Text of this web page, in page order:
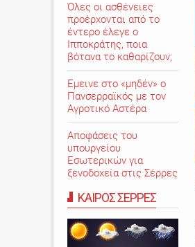
Όλες οι ασθένειες
προέρχονται από το
έντερο έλεγε ο
Ιπποκράτης, ποια
βότανα το καθαρίζουν;
Εμεινε στο «μηδέν» o
Πανσερραϊκός με τον
Αγροτικό Αστέρα
Αποφάσεις του
υπουργείου
Εσωτερικών για
ξενοδοχεία στις Σέρρες
ΚΑΙΡΟΣ ΣΕΡΡΕΣ